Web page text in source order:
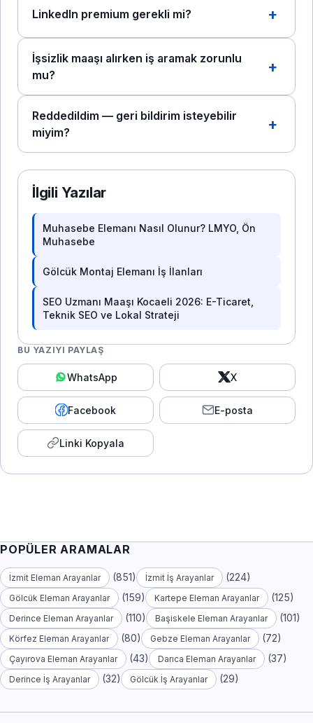
LinkedIn premium gerekli mi?
İşsizlik maaşı alırken iş aramak zorunlu
mu?
Reddedildim — geri bildirim isteyebilir
miyim?
İlgili Yazılar
Muhasebe Elemanı Nasıl Olunur? LMYO, Ön
Muhasebe
Gölcük Montaj Elemanı İş İlanları
SEO Uzmanı Maaşı Kocaeli 2026: E-Ticaret,
Teknik SEO ve Lokal Strateji
BU YAZIYI PAYLAŞ
WhatsApp X
Facebook E-posta
Linki Kopyala
POPÜLER ARAMALAR
İzmit Eleman Arayanlar (851) İzmit İş Arayanlar (224)
Gölcük Eleman Arayanlar (159) Kartepe Eleman Arayanlar (125)
Derince Eleman Arayanlar (110) Başiskele Eleman Arayanlar (101)
Körfez Eleman Arayanlar (80) Gebze Eleman Arayanlar (72)
Çayırova Eleman Arayanlar (43) Darıca Eleman Arayanlar (37)
Derince İş Arayanlar (32) Gölcük İş Arayanlar (29)